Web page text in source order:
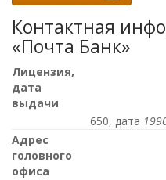
Контактная
«Почта Банк»
Лицензия,
дата
выдачи
650, дата
Адрес
головного
офиса